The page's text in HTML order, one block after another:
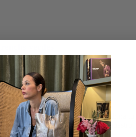
Barrel jeans negros
Combina
nuestro